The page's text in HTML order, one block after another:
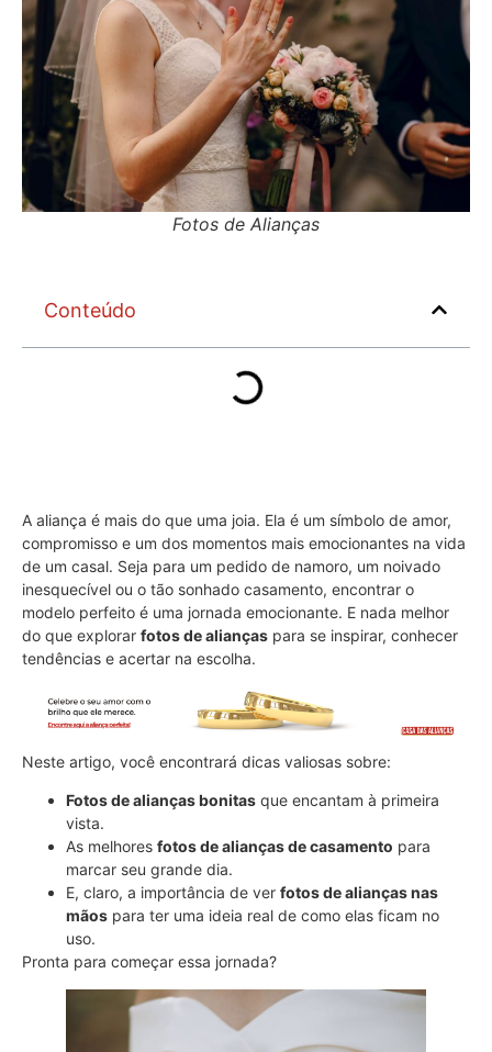
Fotos de Alianças
Conteúdo
A aliança é mais do que uma joia. Ela é um símbolo de amor,
compromisso e um dos momentos mais emocionantes na vida
de um casal. Seja para um pedido de namoro, um noivado
inesquecível ou o tão sonhado casamento, encontrar o
modelo perfeito é uma jornada emocionante. E nada melhor
do que explorar fotos de alianças para se inspirar, conhecer
tendências e acertar na escolha.
Neste artigo, você encontrará dicas valiosas sobre:
Fotos de alianças bonitas que encantam à primeira
vista.
As melhores fotos de alianças de casamento para
marcar seu grande dia.
E, claro, a importância de ver fotos de alianças nas
mãos para ter uma ideia real de como elas ficam no
uso.
Pronta para começar essa jornada?